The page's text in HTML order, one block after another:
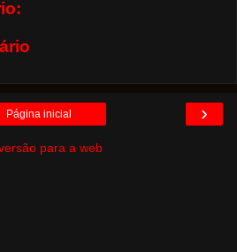
›
Página inicial
para a web